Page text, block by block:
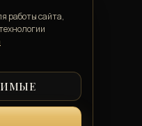
работы сайта,